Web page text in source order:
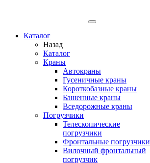
Каталог
Назад
Каталог
Краны
Автокраны
Гусеничные краны
Короткобазные краны
Башенные краны
Вcедорожные краны
Погрузчики
Телескопические
погрузчики
Фронтальные погрузчики
Вилочный фронтальный
погрузчик